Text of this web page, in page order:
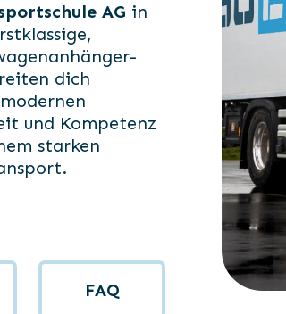
AG in
dich
und Kompetenz
starken
FAQ